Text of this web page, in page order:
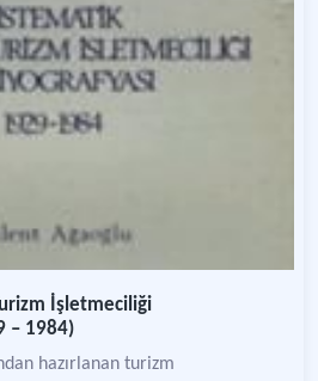
İşletmeciliği
– 1984)
hazırlanan turizm